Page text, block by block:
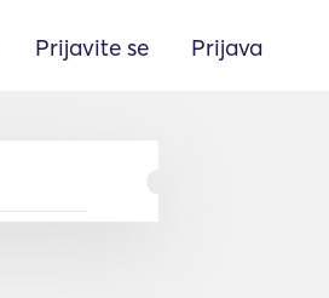
Prijavite se Prijava